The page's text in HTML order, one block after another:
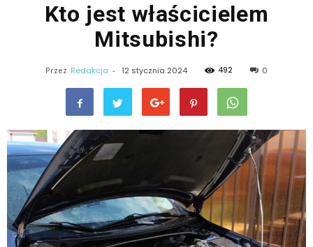
Kto jest właścicielem
Mitsubishi?
Przez Redakcja - 12 stycznia 2024 492 0